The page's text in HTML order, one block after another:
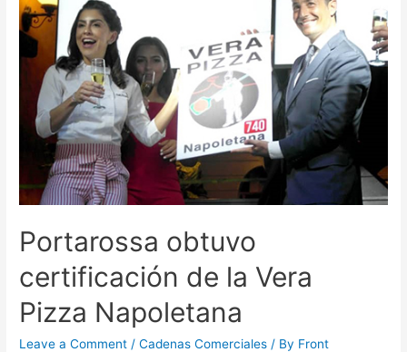
Portarossa obtuvo
certificación de la Vera
Pizza Napoletana
Leave a Comment /Cadenas Comerciales / By Front